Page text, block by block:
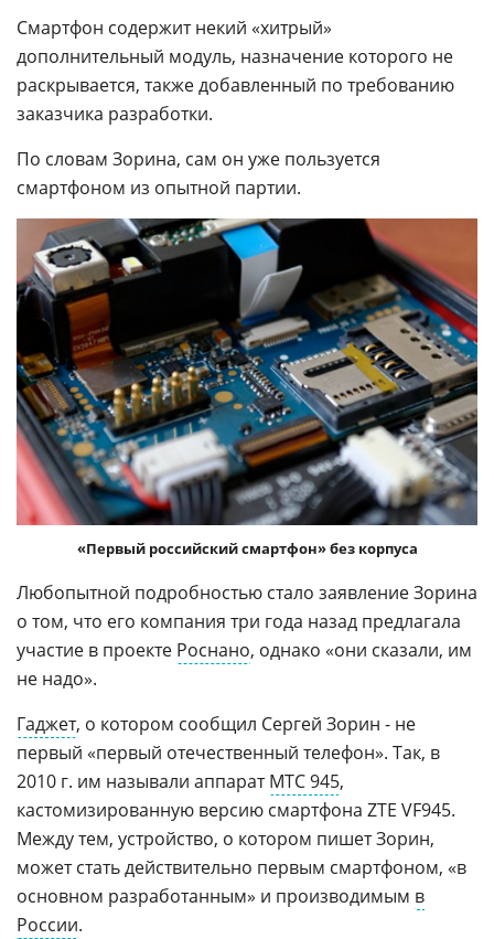
Смартфон содержит некий «хитрый»
дополнительный модуль, назначение которого не
раскрывается, также добавленный по требованию
заказчика разработки.
По словам Зорина, сам он уже пользуется
смартфоном из опытной партии.
«Первый российский смартфон» без корпуса
Любопытной подробностью стало заявление Зорина
о том, что его компания три года назад предлагала
участие в проекте Роснано, однако «они сказали, им
не надо».
Гаджет, о котором сообщил Сергей Зорин - не
первый «первый отечественный телефон». Так, в
2010 г. им называли аппаратМТС 945,
кастомизированную версию смартфона ZTE VF945.
Между тем, устройство, о котором пишет Зорин,
может стать действительно первым смартфоном, «в
основном разработанным» и производимым в
России.